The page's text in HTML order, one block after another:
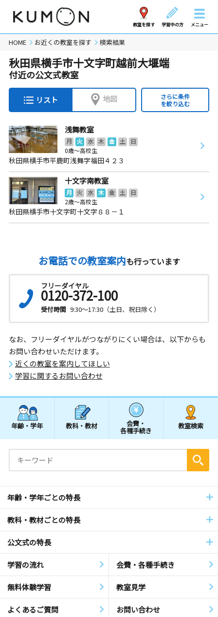
教室を探す 学習中の方 メニュー
HOME お近くの教室を探す 検索結果
秋田県横手市十文字町越前大堰端
付近の公文式教室
リスト 地図
さらに条件
を絞り込む
浅舞教室
月 火 水 木 金 土
日
0歳～高校生
秋田県横手市平鹿町浅舞字福田４２３
十文字南教室
月 火 水 木 金 土
日
2歳～高校生
秋田県横手市十文字町十文字８８－１
お電話での教室案内も行っています
フリーダイヤル
0120-372-100
受付時間 9:30～17:30（土日、祝日除く）
なお、フリーダイヤルがつながりにくい場合は、以下からも
お問い合わせいただけます。
近くの教室を案内してほしい
学習に関するお問い合わせ
年齢・学年 教科・教材 会費・
各種手続き
教室検索
年齢・学年ごとの特長
教科・教材ごとの特長
公文式の特長
学習の流れ 会費・各種手続き
無料体験学習 教室見学
よくあるご質問 お問い合わせ